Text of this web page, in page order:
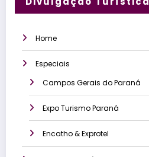
Home
Especiais
Campos Gerais do Paraná
Expo Turismo Paraná
Encatho & Exprotel